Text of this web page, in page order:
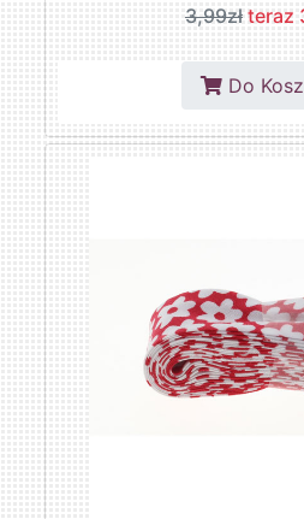
3,99zł teraz
Do